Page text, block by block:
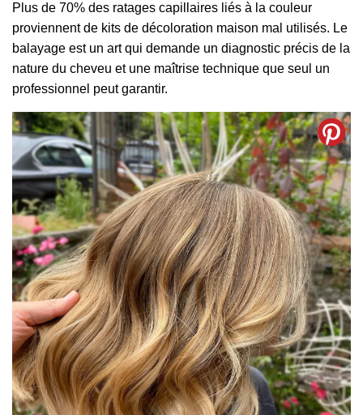
Plus de 70% des ratages capillaires liés à la couleur
proviennent de kits de décoloration maison mal utilisés. Le
balayage est un art qui demande un diagnostic précis de la
nature du cheveu et une maîtrise technique que seul un
professionnel peut garantir.